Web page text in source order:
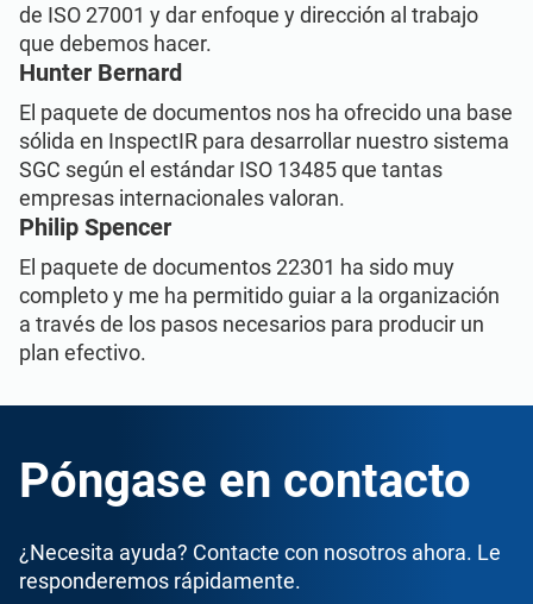
de ISO 27001 y dar enfoque y dirección al trabajo
que debemos hacer.
Hunter Bernard
El paquete de documentos nos ha ofrecido una base
sólida en InspectIR para desarrollar nuestro sistema
SGC según el estándar ISO 13485 que tantas
empresas internacionales valoran.
Philip Spencer
El paquete de documentos 22301 ha sido muy
completo y me ha permitido guiar a la organización
a través de los pasos necesarios para producir un
plan efectivo.
Póngase en contacto
¿Necesita ayuda? Contacte con nosotros ahora. Le
responderemos rápidamente.